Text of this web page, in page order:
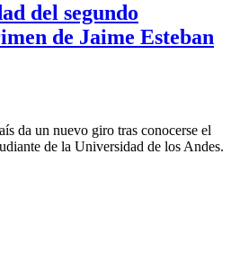
del segundo
de Jaime Esteban
da un nuevo giro tras conocerse el
de la Universidad de los Andes.